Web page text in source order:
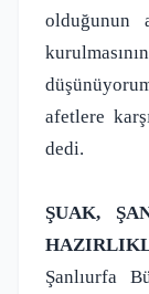
olduğunun
afetlere
dedi.
ŞUAK,
Şanlıurfa